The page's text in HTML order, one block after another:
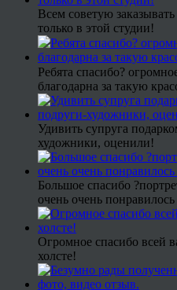
Всем советую
только в этой студии!
Ребята спасибо?
благодарна за такую
Удивить супруга
художники, оценили!
Большое спасибо
очень очень понравилось
Огромное спасибо всей
холсте!